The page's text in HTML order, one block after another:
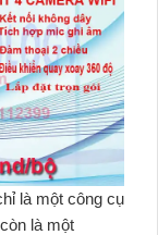
là một công cụ
là một